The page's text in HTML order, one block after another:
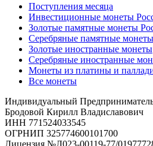
Поступления месяца
Инвестиционные монеты
Золотые памятные монеты
Серебряные памятные
Золотые иностранные монеты
Серебряные иностранные
Монеты из платины и
Все монеты
Индивидуальный
Бродовой Кирилл Владиславович
ИНН 771524033545
ОГРНИП 325774600101700
Лицензия №Л023-00119-77/